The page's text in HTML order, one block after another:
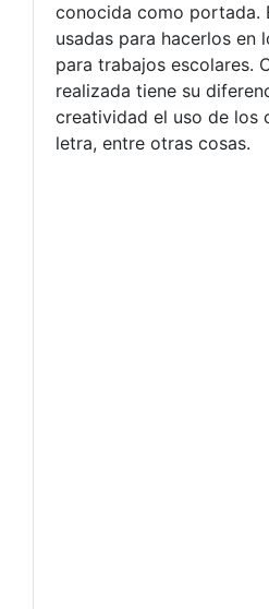
conocida como portada.
usadas para hacerlos en
para trabajos escolares.
realizada tiene su
creatividad el uso de los
letra, entre otras cosas.